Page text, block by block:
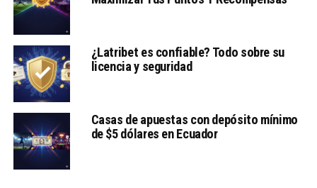
¿Latribet es confiable? Todo sobre su
licencia y seguridad
Casas de apuestas con depósito mínimo
de $5 dólares en Ecuador